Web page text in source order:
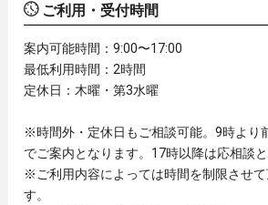
ご利用・受付時間
案内可能時間：9:00〜17:00
最低利用時間：2時間
定休日：木曜・第3水曜
※時間外・定休日もご相談可能。9時より
でご案内となります。17時以降は応相談と
※ご利用内容によっては時間を制限させて
す。